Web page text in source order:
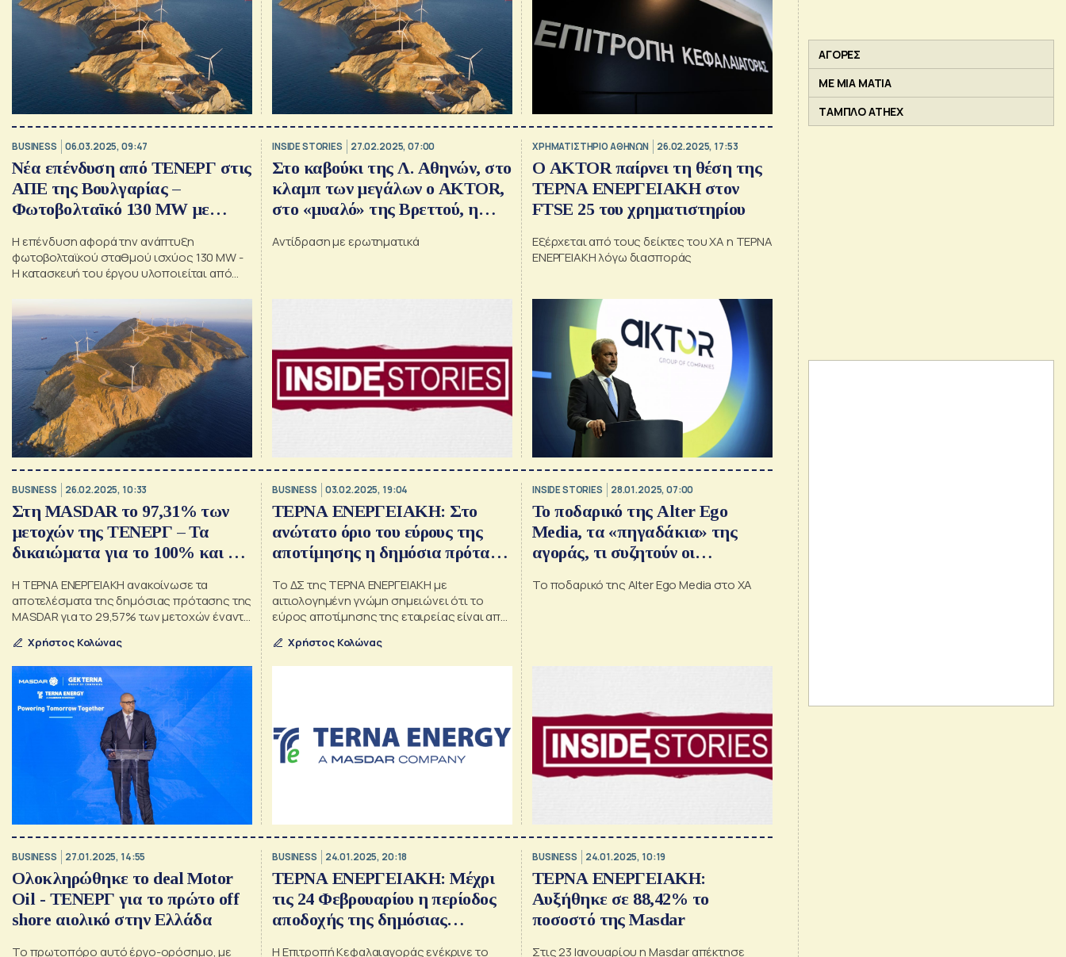
BUSINESS 06.03.2025, 09:47
Νέα επένδυση από ΤΕΝΕΡΓ στις
ΑΠΕ της Βουλγαρίας –
Φωτοβολταϊκό 130 MW με
Η επένδυση αφορά την ανάπτυξη
φωτοβολταϊκού σταθμού ισχύος 130 MW -
Η κατασκευή του έργου υλοποιείται από
INSIDE STORIES 27.02.2025, 07:00
Στο καβούκι της Λ. Αθηνών, στο
κλαμπ των μεγάλων ο AKTOR,
στο «μυαλό» της Βρεττού, η
Αθήνας, πάγωσε η οικοδομή,
Αντίδραση με ερωτηματικά
XΡΗΜΑΤΙΣΤΗΡΙΟ ΑΘΗΝΩΝ 26.02.2025, 17:53
Ο AKTOR παίρνει τη θέση της
ΤΕΡΝΑ ΕΝΕΡΓΕΙΑΚΗ στον
FTSE 25 του χρηματιστηρίου
Εξέρχεται από τους δείκτες του ΧΑ η ΤΕΡΝΑ
ΕΝΕΡΓΕΙΑΚΗ λόγω διασποράς
BUSINESS 26.02.2025, 10:33
Στη MASDAR το 97,31% των
μετοχών της ΤΕΝΕΡΓ – Τα
δικαιώματα για το 100% και η
Η ΤΕΡΝΑ ΕΝΕΡΓΕΙΑΚΗ ανακοίνωσε τα
αποτελέσματα της δημόσιας πρότασης της
MASDAR για το 29,57% των μετοχών έναντι
Χρήστος Κολώνας
BUSINESS 03.02.2025, 19:04
ΤΕΡΝΑ ΕΝΕΡΓΕΙΑΚΗ: Στο
ανώτατο όριο του εύρους της
αποτίμησης η δημόσια πρόταση
Το ΔΣ της ΤΕΡΝΑ ΕΝΕΡΓΕΙΑΚΗ με
αιτιολογημένη γνώμη σημειώνει ότι το
εύρος αποτίμησης της εταιρείας είναι από
πρόταση της Masdar
Χρήστος Κολώνας
INSIDE STORIES 28.01.2025, 07:00
Το ποδαρικό της Alter Ego
Media, τα «πηγαδάκια» της
αγοράς, τι συζητούν οι
Κρητικό, αραβική απόβαση
Το ποδαρικό της Alter Ego Media στο ΧΑ
BUSINESS 27.01.2025, 14:55
Ολοκληρώθηκε το deal Motor
Oil - ΤΕΝΕΡΓ για το πρώτο off
shore αιολικό στην Ελλάδα
Το πρωτοπόρο αυτό έργο-ορόσημο, με
BUSINESS 24.01.2025, 20:18
ΤΕΡΝΑ ΕΝΕΡΓΕΙΑΚΗ: Μέχρι
τις 24 Φεβρουαρίου η περίοδος
αποδοχής της δημόσιας
Η Επιτροπή Κεφαλαιαγοράς ενέκρινε το
BUSINESS 24.01.2025, 10:19
ΤΕΡΝΑ ΕΝΕΡΓΕΙΑΚΗ:
Αυξήθηκε σε 88,42% το
ποσοστό της Masdar
Στις 23 Ιανουαρίου η Masdar απέκτησε
ΑΓΟΡΕΣ
ΜΕ ΜΙΑ ΜΑΤΙΑ
ΤΑΜΠΛΟ ATHEX